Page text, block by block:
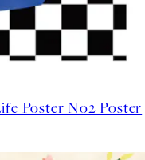
Poster No2 Poster